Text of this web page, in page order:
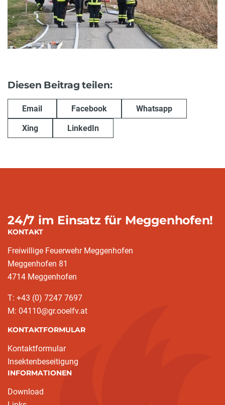
Diesen Beitrag teilen:
Email Facebook Whatsapp
Xing LinkedIn
24/7 im Einsatz für Meggenhofen!
KONTAKT
Freiwillige Feuerwehr Meggenhofen
Meggenhofen 81
4714 Meggenhofen
T: +43 (0) 7247 7697
M: 04110@gr.ooelfv.at
KONTAKTFORMULAR
Kontaktformular
Insektenbeseitigung
INFORMATIONEN
Download